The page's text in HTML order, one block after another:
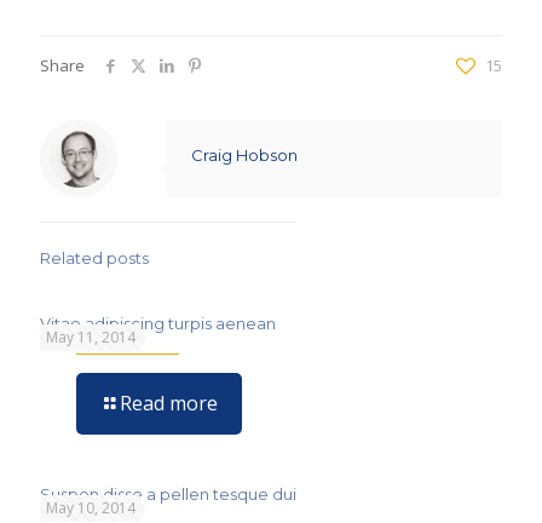
Share 15
Craig Hobson
Related posts
May 11, 2014
Vitae adipiscing turpis aenean
Read more
May 10, 2014
Suspen disse a pellen tesque dui